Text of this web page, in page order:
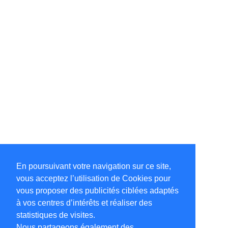
En poursuivant votre navigation sur ce site,
vous acceptez l’utilisation de Cookies pour
vous proposer des publicités ciblées adaptés
à vos centres d’intérêts et réaliser des
statistiques de visites.